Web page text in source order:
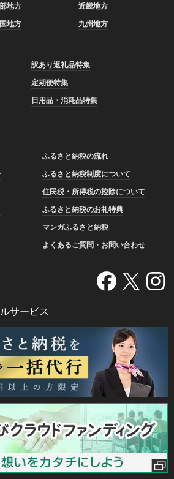
地方
近畿地方
地方 九州地方
訳あり返礼品特集
定期便特集
日用品・消耗品特集
ふるさと納税の流れ
ふるさと納税制度について
住民税・所得税の控除について
ふるさと納税のお礼特典
マンガふるさと納税
よくあるご質問・お問い合わせ
サービス